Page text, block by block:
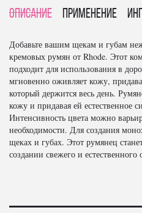
Описание Применение
Добавьте вашим щекам и губам
кремовых румян от Rhode. Этот
подходит для использования в
мгновенно оживляет кожу,
который держится весь день.
кожу и придавая ей естественное
Интенсивность цвета можно
необходимости. Для создания
щеках и губах. Этот румянец
создании свежего и